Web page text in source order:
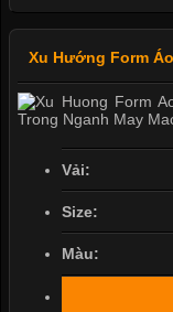
Xu Hướng Form
Vải:
Size:
Màu: